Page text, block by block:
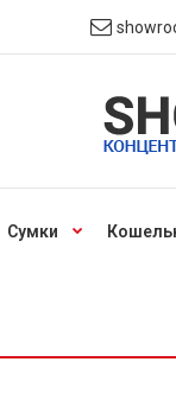
Сумки